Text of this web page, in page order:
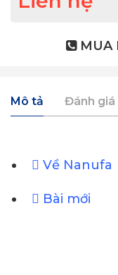
MUA
Mô tả Đánh giá
Về Nanufa
Bài mới